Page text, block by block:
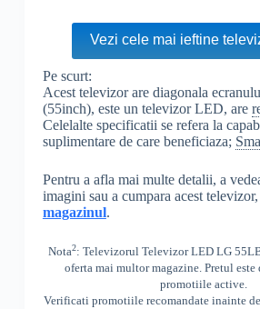
Vezi cele mai ieftine
Pe scurt:
Acest televizor are diagonala
(55inch), este un televizor LED, are
Celelalte specificatii se refera la
suplimentare de care beneficiaza;
Pentru a afla mai multe detalii, a
imagini sau a cumpara acest televizor,
magazinul.
Nota2: Televizorul Televizor LED LG
oferta mai multor magazine. Pretul
promotiile active.
Verificati promotiile recomandate inainte